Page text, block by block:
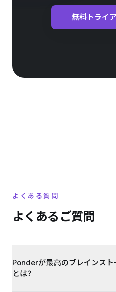
無料トライ
よくある質問
よくあるご質問
Ponderが最高のブレインス
とは？